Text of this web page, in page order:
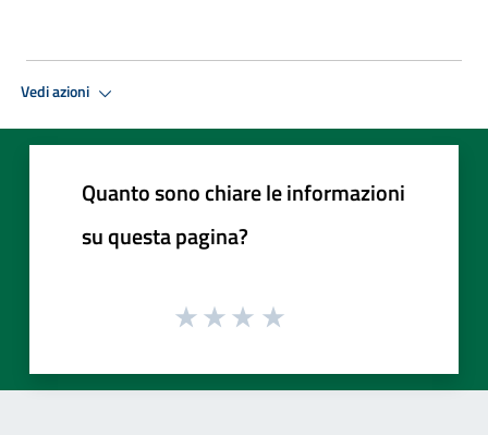
Vedi azioni
Quanto sono chiare le informazioni
su questa pagina?